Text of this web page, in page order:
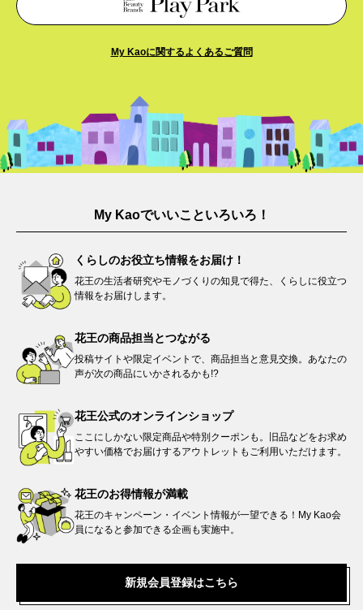
My Kaoに関するよくあるご質問​
My Kaoでいいこといろいろ！
くらしのお役立ち情報をお届け！
花王の生活者研究やモノづくりの知見で得た、くらしに役立つ
情報をお届けします。​
花王の商品担当とつながる​
投稿サイトや限定イベントで、商品担当と意見交換。あなたの
声が次の商品にいかされるかも!?
花王公式のオンラインショップ
ここにしかない限定商品や特別クーポンも。旧品などをお求め
やすい価格でお届けするアウトレットもご利用いただけます。
花王のお得情報が満載
花王のキャンペーン・イベント情報が一望できる！My Kao会
員になると参加できる企画も実施中。
新規会員登録はこちら